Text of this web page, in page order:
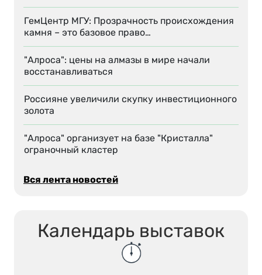
ГемЦентр МГУ: Прозрачность происхождения
камня – это базовое право…
"Алроса": цены на алмазы в мире начали
восстанавливаться
Россияне увеличили скупку инвестиционного
золота
"Алроса" организует на базе "Кристалла"
ограночный кластер
Вся лента новостей
Календарь выставок